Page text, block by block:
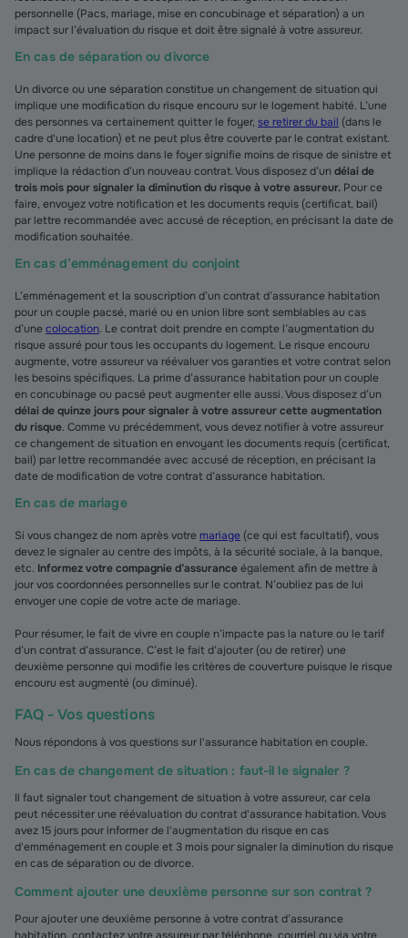
personnelle (Pacs, mariage, mise en concubinage et séparation) a un
impact sur l’évaluation du risque et doit être signalé à votre assureur.
En cas de séparation ou divorce
Un divorce ou une séparation constitue un changement de situation qui
implique une modification du risque encouru sur le logement habité. L’une
des personnes va certainement quitter le foyer, se retirer du bail (dans le
cadre d'une location) et ne peut plus être couverte par le contrat existant.
Une personne de moins dans le foyer signifie moins de risque de sinistre et
implique la rédaction d’un nouveau contrat. Vous disposez d’undélai de
trois mois pour signaler la diminution du risque à votre assureur. Pour ce
faire, envoyez votre notification et les documents requis (certificat, bail)
par lettre recommandée avec accusé de réception, en précisant la date de
modification souhaitée.
En cas d’emménagement du conjoint
L’emménagement et la souscription d’un contrat d’assurance habitation
pour un couple pacsé, marié ou en union libre sont semblables au cas
d’unecolocation. Le contrat doit prendre en compte l’augmentation du
risque assuré pour tous les occupants du logement. Le risque encouru
augmente, votre assureur va réévaluer vos garanties et votre contrat selon
les besoins spécifiques. La prime d’assurance habitation pour un couple
en concubinage ou pacsé peut augmenter elle aussi. Vous disposez d’un
délai de quinze jours pour signaler à votre assureur cette augmentation
du risque. Comme vu précédemment, vous devez notifier à votre assureur
ce changement de situation en envoyant les documents requis (certificat,
bail) par lettre recommandée avec accusé de réception, en précisant la
date de modification de votre contrat d’assurance habitation.
En cas de mariage
Si vous changez de nom après votre mariage (ce qui est facultatif), vous
devez le signaler au centre des impôts, à la sécurité sociale, à la banque,
etc. Informez votre compagnie d’assuranceégalement afin de mettre à
jour vos coordonnées personnelles sur le contrat. N’oubliez pas de lui
envoyer une copie de votre acte de mariage.
Pour résumer, le fait de vivre en couple n’impacte pas la nature ou le tarif
d’un contrat d’assurance. C’est le fait d’ajouter (ou de retirer) une
deuxième personne qui modifie les critères de couverture puisque le risque
encouru est augmenté (ou diminué).
FAQ - Vos questions
Nous répondons à vos questions sur l'assurance habitation en couple.
En cas de changement de situation : faut-il le signaler ?
Il faut signaler tout changement de situation à votre assureur, car cela
peut nécessiter une réévaluation du contrat d'assurance habitation. Vous
avez 15 jours pour informer de l'augmentation du risque en cas
d'emménagement en couple et 3 mois pour signaler la diminution du risque
en cas de séparation ou de divorce.
Comment ajouter une deuxième personne sur son contrat ?
Pour ajouter une deuxième personne à votre contrat d’assurance